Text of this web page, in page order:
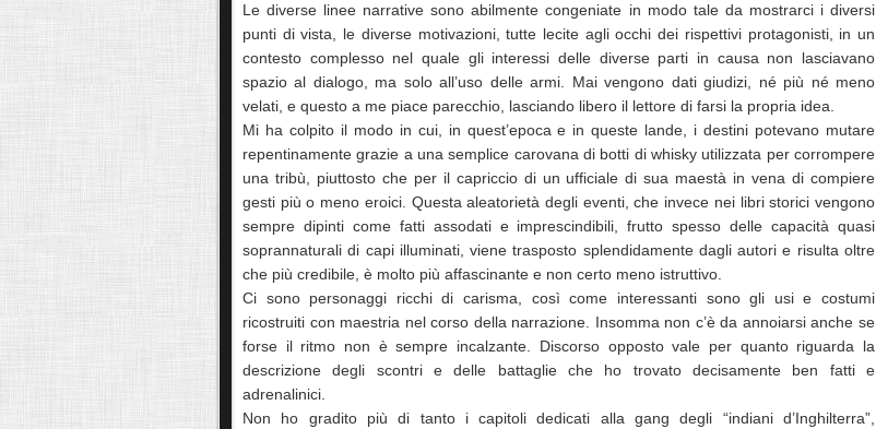
Le diverse linee narrative sono abilmente congeniate in modo tale da mostrarci i diversi
punti di vista, le diverse motivazioni, tutte lecite agli occhi dei rispettivi protagonisti, in un
contesto complesso nel quale gli interessi delle diverse parti in causa non lasciavano
spazio al dialogo, ma solo all’uso delle armi. Mai vengono dati giudizi, né più né meno
velati, e questo a me piace parecchio, lasciando libero il lettore di farsi la propria idea.
Mi ha colpito il modo in cui, in quest’epoca e in queste lande, i destini potevano mutare
repentinamente grazie a una semplice carovana di botti di whisky utilizzata per corrompere
una tribù, piuttosto che per il capriccio di un ufficiale di sua maestà in vena di compiere
gesti più o meno eroici. Questa aleatorietà degli eventi, che invece nei libri storici vengono
sempre dipinti come fatti assodati e imprescindibili, frutto spesso delle capacità quasi
soprannaturali di capi illuminati, viene trasposto splendidamente dagli autori e risulta oltre
che più credibile, è molto più affascinante e non certo meno istruttivo.
Ci sono personaggi ricchi di carisma, così come interessanti sono gli usi e costumi
ricostruiti con maestria nel corso della narrazione. Insomma non c’è da annoiarsi anche se
forse il ritmo non è sempre incalzante. Discorso opposto vale per quanto riguarda la
descrizione degli scontri e delle battaglie che ho trovato decisamente ben fatti e
adrenalinici.
Non ho gradito più di tanto i capitoli dedicati alla gang degli “indiani d’Inghilterra”,